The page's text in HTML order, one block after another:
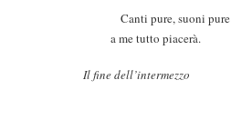
Canti pure, suoni pure
a me tutto piacerà.
Il fine dell’intermezzo